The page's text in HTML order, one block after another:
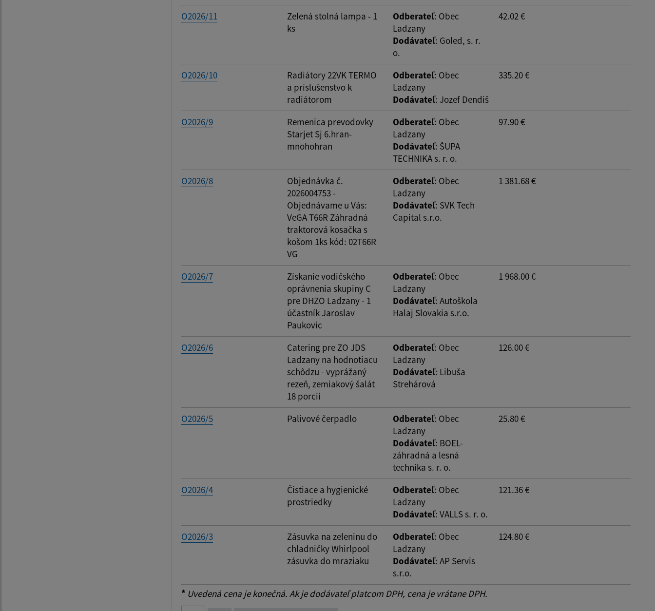
O2026/11
Zelená stolná lampa - 1
ks
Odberateľ: Obec
Ladzany
Dodávateľ: Goled, s. r.
o.
42.02 €
O2026/10
Radiátory 22VK TERMO
a príslušenstvo k
radiátorom
Odberateľ: Obec
Ladzany
Dodávateľ: Jozef Dendiš
335.20 €
O2026/9
Remenica prevodovky
Starjet Sj 6.hran-
mnohohran
Odberateľ: Obec
Ladzany
Dodávateľ: ŠUPA
TECHNIKA s. r. o.
97.90 €
O2026/8
Objednávka č.
2026004753 -
Objednávame u Vás:
VeGA T66R Záhradná
traktorová kosačka s
košom 1ks kód: 02T66R
VG
Odberateľ: Obec
Ladzany
Dodávateľ: SVK Tech
Capital s.r.o.
1 381.68 €
O2026/7
Získanie vodičského
oprávnenia skupiny C
pre DHZO Ladzany - 1
účastník Jaroslav
Paukovic
Odberateľ: Obec
Ladzany
Dodávateľ: Autoškola
Halaj Slovakia s.r.o.
1 968.00 €
O2026/6
Catering pre ZO JDS
Ladzany na hodnotiacu
schôdzu - vyprážaný
rezeň, zemiakový šalát
18 porcií
Odberateľ: Obec
Ladzany
Dodávateľ: Libuša
Strehárová
126.00 €
O2026/5 Palivové čerpadlo Odberateľ: Obec
Ladzany
Dodávateľ: BOEL-
záhradná a lesná
technika s. r. o.
25.80 €
O2026/4
Čistiace a hygienické
prostriedky
Odberateľ: Obec
Ladzany
Dodávateľ: VALLS s. r. o.
121.36 €
O2026/3
Zásuvka na zeleninu do
chladničky Whirlpool
zásuvka do mraziaku
Odberateľ: Obec
Ladzany
Dodávateľ: AP Servis
s.r.o.
124.80 €
* Uvedená cena je konečná. Ak je dodávateľ platcom DPH, cena je vrátane DPH.